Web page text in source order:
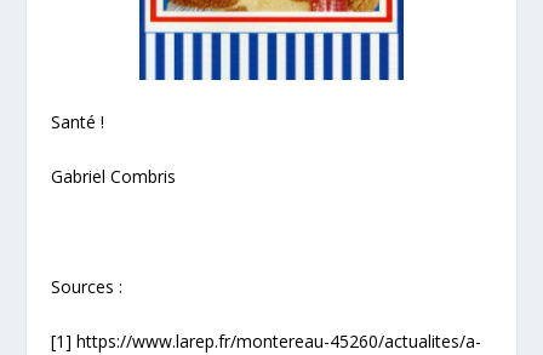
Santé !
Gabriel Combris
Sources :
[1] https://www.larep.fr/montereau-45260/actualites/a-